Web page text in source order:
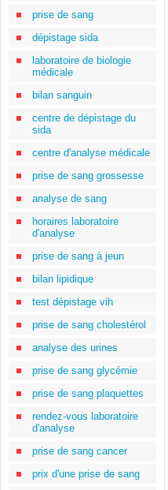
prise de sang
dépistage sida
laboratoire de biologie
médicale
bilan sanguin
centre de dépistage du
sida
centre d'analyse médicale
prise de sang grossesse
analyse de sang
horaires laboratoire
d'analyse
prise de sang à jeun
bilan lipidique
test dépistage vih
prise de sang cholestérol
analyse des urines
prise de sang glycémie
prise de sang plaquettes
rendez-vous laboratoire
d'analyse
prise de sang cancer
prix d'une prise de sang